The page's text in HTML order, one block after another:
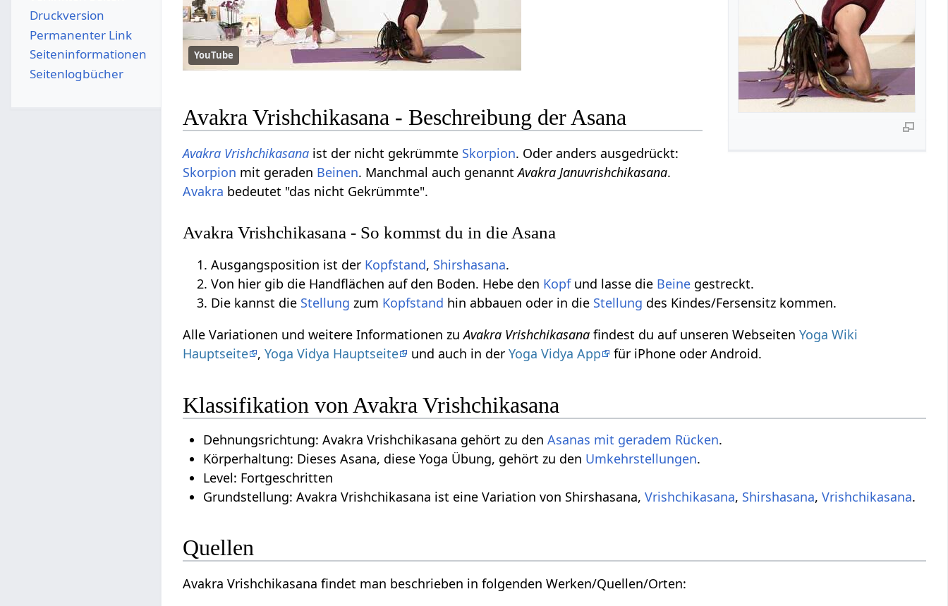
YouTube
Avakra Vrishchikasana - Beschreibung der Asana
Avakra Vrishchikasana ist der nicht gekrümmte Skorpion. Oder anders ausgedrückt:
Skorpion mit geraden Beinen. Manchmal auch genanntAvakra Januvrishchikasana.
Avakra bedeutet "das nicht Gekrümmte".
Avakra Vrishchikasana - So kommst du in die Asana
Ausgangsposition ist der Kopfstand, Shirshasana.
Von hier gib die Handflächen auf den Boden. Hebe den Kopfund lasse die Beine gestreckt.
Die kannst die Stellung zum Kopfstand hin abbauen oder in die Stellung des Kindes/Fersensitz kommen.
Alle Variationen und weitere Informationen zuAvakra Vrishchikasana findest du auf unseren WebseitenYoga Wiki
Hauptseite ,Yoga Vidya Hauptseite und auch in derYoga Vidya App für iPhone oder Android.
Klassifikation von Avakra Vrishchikasana
Dehnungsrichtung: Avakra Vrishchikasana gehört zu denAsanas mit geradem Rücken.
Körperhaltung: Dieses Asana, diese Yoga Übung, gehört zu den Umkehrstellungen.
Level: Fortgeschritten
Grundstellung: Avakra Vrishchikasana ist eine Variation von Shirshasana,Vrishchikasana, Shirshasana,Vrishchikasana.
Quellen
Avakra Vrishchikasana findet man beschrieben in folgenden Werken/Quellen/Orten:
Druckversion
Permanenter Link
Seiten­­informationen
Seitenlogbücher